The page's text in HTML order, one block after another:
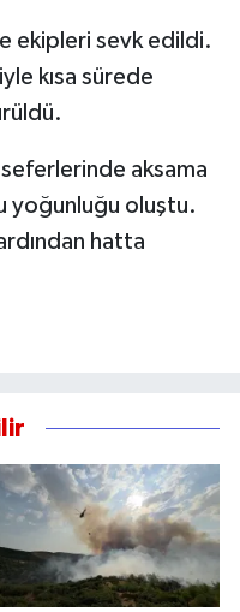
ekipleri sevk edildi.
kısa sürede
aksama
yoğunluğu oluştu.
hatta